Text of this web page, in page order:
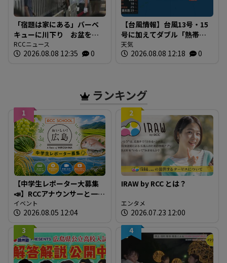
「宿題は家にある」バーベ
キューに川下り お盆をふ
るさとで 帰省ラッシュピ
ークで新幹線の下りはほぼ
RCCニュース
2026.08.08 12:35 0
【台風情報】台風13号・15
号に加えてダブル「熱帯低
気圧」発生へ 15号はお盆
に日本直撃か ※18日まで
天気
2026.08.08 12:18 0
ランキング
1
【中学生レポーター大募集
📣】RCCアナウンサーと一緒
に「広島の食」の現場を取
材しよう！
イベント
2026.08.05 12:04
2
IRAW by RCC とは？
エンタメ
2026.07.23 12:00
3
4